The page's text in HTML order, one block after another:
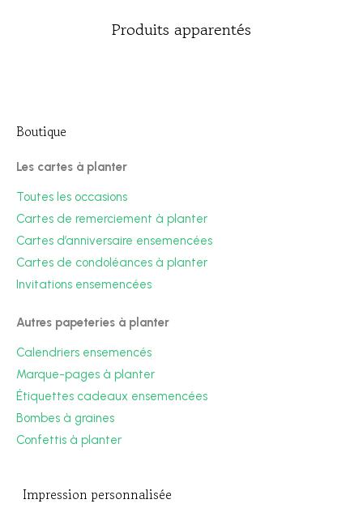
Produits apparentés
Boutique
Les cartes à planter
Toutes les occasions
Cartes de remerciement à planter
Cartes d’anniversaire ensemencées
Cartes de condoléances à planter
Invitations ensemencées
Autres papeteries à planter
Calendriers ensemencés
Marque-pages à planter
Étiquettes cadeaux ensemencées
Bombes à graines
Confettis à planter
Impression personnalisée